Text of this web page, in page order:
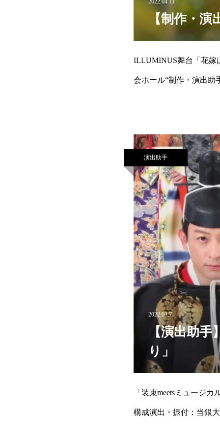
2022.04.11
【制作・
ILLUMINUS舞台「花嫁
会ホール“制作・演出助
演出助手
2022.03.7
【演出助
り」
「装束meetsミュージ
構成演出・振付：当銀